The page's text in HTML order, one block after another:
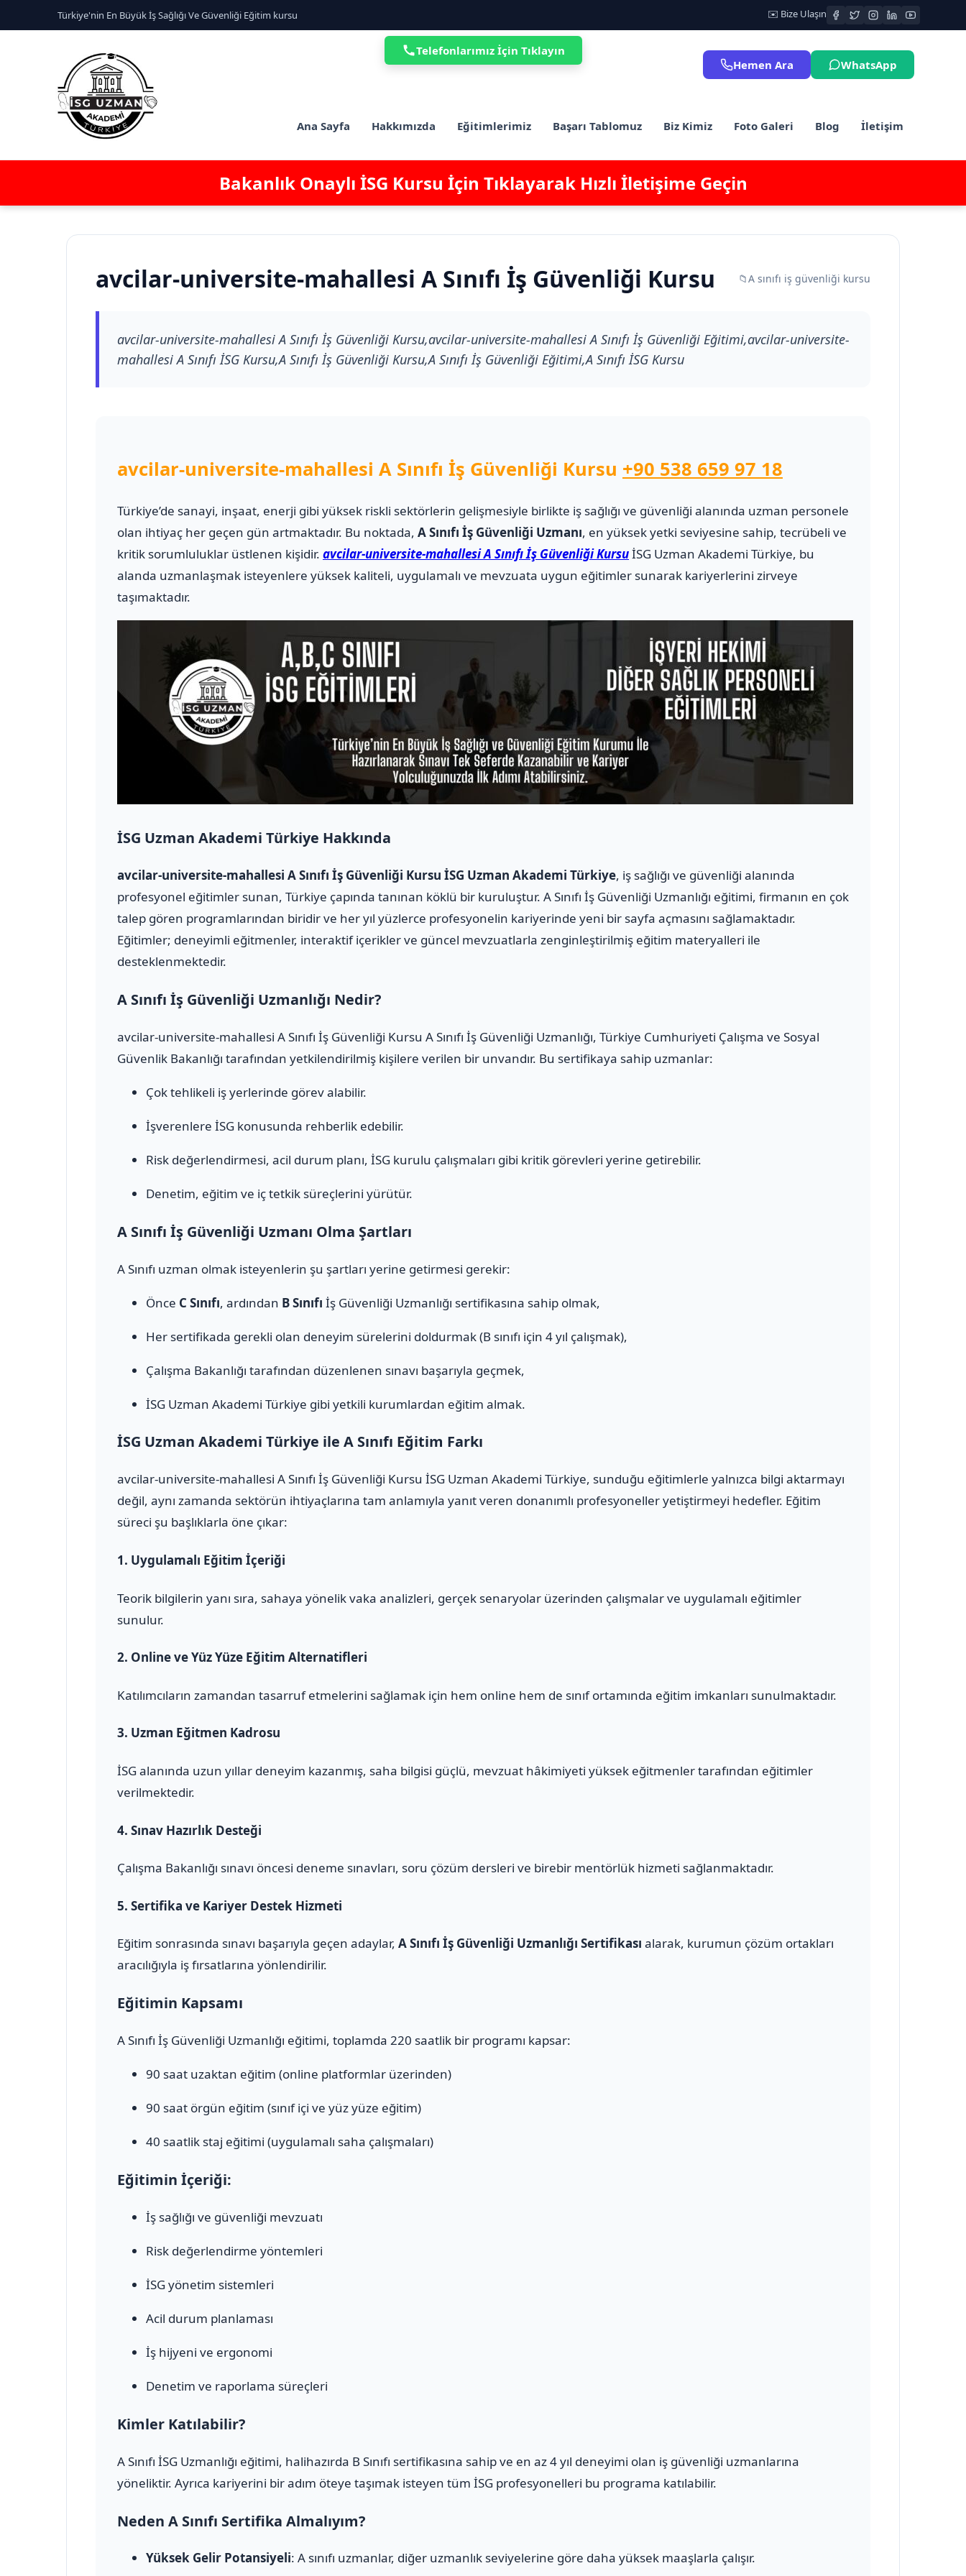
Türkiye'nin En Büyük İş Sağlığı Ve Güvenliği Eğitim kursu ✉️ Bize Ulaşın
Ana Sayfa Hakkımızda Eğitimlerimiz Başarı Tablomuz Biz Kimiz Foto Galeri Blog İletişim
Hemen Ara WhatsApp
Bakanlık Onaylı İSG Kursu İçin Tıklayarak Hızlı İletişime Geçin
avcilar-universite-mahallesi A Sınıfı İş Güvenliği Kursu 📁A sınıfı iş güvenliği kursu
avcilar-universite-mahallesi A Sınıfı İş Güvenliği Kursu,avcilar-universite-mahallesi A Sınıfı İş Güvenliği Eğitimi,avcilar-universite-
mahallesi A Sınıfı İSG Kursu,A Sınıfı İş Güvenliği Kursu,A Sınıfı İş Güvenliği Eğitimi,A Sınıfı İSG Kursu
avcilar-universite-mahallesi A Sınıfı İş Güvenliği Kursu +90 538 659 97 18
Türkiye’de sanayi, inşaat, enerji gibi yüksek riskli sektörlerin gelişmesiyle birlikte iş sağlığı ve güvenliği alanında uzman personele
olan ihtiyaç her geçen gün artmaktadır. Bu noktada, A Sınıfı İş Güvenliği Uzmanı, en yüksek yetki seviyesine sahip, tecrübeli ve
kritik sorumluluklar üstlenen kişidir. avcilar-universite-mahallesi A Sınıfı İş Güvenliği KursuİSG Uzman Akademi Türkiye, bu
alanda uzmanlaşmak isteyenlere yüksek kaliteli, uygulamalı ve mevzuata uygun eğitimler sunarak kariyerlerini zirveye
taşımaktadır.
İSG Uzman Akademi Türkiye Hakkında
avcilar-universite-mahallesi A Sınıfı İş Güvenliği Kursu İSG Uzman Akademi Türkiye, iş sağlığı ve güvenliği alanında
profesyonel eğitimler sunan, Türkiye çapında tanınan köklü bir kuruluştur. A Sınıfı İş Güvenliği Uzmanlığı eğitimi, firmanın en çok
talep gören programlarından biridir ve her yıl yüzlerce profesyonelin kariyerinde yeni bir sayfa açmasını sağlamaktadır.
Eğitimler; deneyimli eğitmenler, interaktif içerikler ve güncel mevzuatlarla zenginleştirilmiş eğitim materyalleri ile
desteklenmektedir.
A Sınıfı İş Güvenliği Uzmanlığı Nedir?
avcilar-universite-mahallesi A Sınıfı İş Güvenliği Kursu A Sınıfı İş Güvenliği Uzmanlığı, Türkiye Cumhuriyeti Çalışma ve Sosyal
Güvenlik Bakanlığı tarafından yetkilendirilmiş kişilere verilen bir unvandır. Bu sertifikaya sahip uzmanlar:
Çok tehlikeli iş yerlerinde görev alabilir.
İşverenlere İSG konusunda rehberlik edebilir.
Risk değerlendirmesi, acil durum planı, İSG kurulu çalışmaları gibi kritik görevleri yerine getirebilir.
Denetim, eğitim ve iç tetkik süreçlerini yürütür.
A Sınıfı İş Güvenliği Uzmanı Olma Şartları
A Sınıfı uzman olmak isteyenlerin şu şartları yerine getirmesi gerekir:
Önce C Sınıfı, ardından B Sınıfı İş Güvenliği Uzmanlığı sertifikasına sahip olmak,
Her sertifikada gerekli olan deneyim sürelerini doldurmak (B sınıfı için 4 yıl çalışmak),
Çalışma Bakanlığı tarafından düzenlenen sınavı başarıyla geçmek,
İSG Uzman Akademi Türkiye gibi yetkili kurumlardan eğitim almak.
İSG Uzman Akademi Türkiye ile A Sınıfı Eğitim Farkı
avcilar-universite-mahallesi A Sınıfı İş Güvenliği Kursu İSG Uzman Akademi Türkiye, sunduğu eğitimlerle yalnızca bilgi aktarmayı
değil, aynı zamanda sektörün ihtiyaçlarına tam anlamıyla yanıt veren donanımlı profesyoneller yetiştirmeyi hedefler. Eğitim
süreci şu başlıklarla öne çıkar:
1. Uygulamalı Eğitim İçeriği
Teorik bilgilerin yanı sıra, sahaya yönelik vaka analizleri, gerçek senaryolar üzerinden çalışmalar ve uygulamalı eğitimler
sunulur.
2. Online ve Yüz Yüze Eğitim Alternatifleri
Katılımcıların zamandan tasarruf etmelerini sağlamak için hem online hem de sınıf ortamında eğitim imkanları sunulmaktadır.
3. Uzman Eğitmen Kadrosu
İSG alanında uzun yıllar deneyim kazanmış, saha bilgisi güçlü, mevzuat hâkimiyeti yüksek eğitmenler tarafından eğitimler
verilmektedir.
4. Sınav Hazırlık Desteği
Çalışma Bakanlığı sınavı öncesi deneme sınavları, soru çözüm dersleri ve birebir mentörlük hizmeti sağlanmaktadır.
5. Sertifika ve Kariyer Destek Hizmeti
Eğitim sonrasında sınavı başarıyla geçen adaylar, A Sınıfı İş Güvenliği Uzmanlığı Sertifikası alarak, kurumun çözüm ortakları
aracılığıyla iş fırsatlarına yönlendirilir.
Eğitimin Kapsamı
A Sınıfı İş Güvenliği Uzmanlığı eğitimi, toplamda 220 saatlik bir programı kapsar:
90 saat uzaktan eğitim (online platformlar üzerinden)
90 saat örgün eğitim (sınıf içi ve yüz yüze eğitim)
40 saatlik staj eğitimi (uygulamalı saha çalışmaları)
Eğitimin İçeriği:
İş sağlığı ve güvenliği mevzuatı
Risk değerlendirme yöntemleri
İSG yönetim sistemleri
Acil durum planlaması
İş hijyeni ve ergonomi
Denetim ve raporlama süreçleri
Kimler Katılabilir?
A Sınıfı İSG Uzmanlığı eğitimi, halihazırda B Sınıfı sertifikasına sahip ve en az 4 yıl deneyimi olan iş güvenliği uzmanlarına
yöneliktir. Ayrıca kariyerini bir adım öteye taşımak isteyen tüm İSG profesyonelleri bu programa katılabilir.
Neden A Sınıfı Sertifika Almalıyım?
Yüksek Gelir Potansiyeli: A sınıfı uzmanlar, diğer uzmanlık seviyelerine göre daha yüksek maaşlarla çalışır.
Telefonlarımız İçin Tıklayın